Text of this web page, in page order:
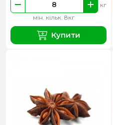
мін. кільк. 8кг
кг
Купити